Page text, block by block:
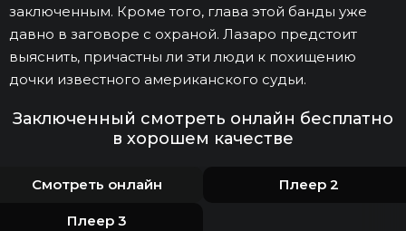
заключенным. Кроме того, глава этой банды уже
давно в заговоре с охраной. Лазаро предстоит
выяснить, причастны ли эти люди к похищению
дочки известного американского судьи.
Заключенный смотреть онлайн бесплатно
в хорошем качестве
Смотреть онлайн Плеер 2
Плеер 3